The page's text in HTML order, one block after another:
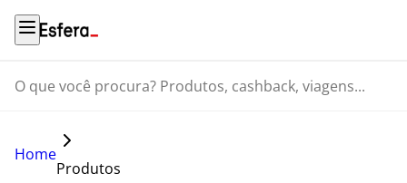
O que você procura? Produtos, cashback, viagens...
Home
Produtos